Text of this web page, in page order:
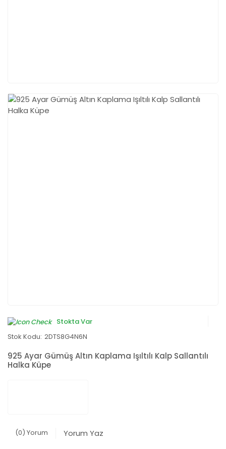
Stokta Var
Stok Kodu: 2DTS8G4N6N
925 Ayar Gümüş Altın Kaplama Işıltılı Kalp Sallantılı
Halka Küpe
(0) Yorum Yorum Yaz